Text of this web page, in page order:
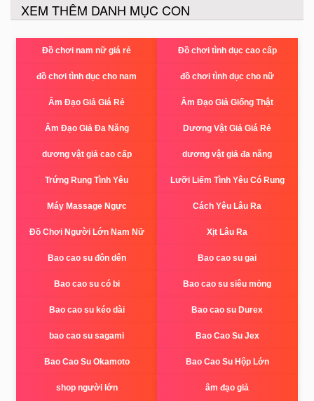
XEM THÊM DANH MỤC CON
Đồ chơi nam nữ giá rẻ Đồ chơi tình dục cao cấp
đồ chơi tình dục cho nam đồ chơi tình dục cho nữ
Âm Đạo Giả Giá Rẻ Âm Đạo Giả Giống Thật
Âm Đạo Giả Đa Năng Dương Vật Giả Giá Rẻ
dương vật giả cao cấp dương vật giả đa năng
Trứng Rung Tình Yêu Lưỡi Liếm Tình Yêu Có Rung
Máy Massage Ngực Cách Yêu Lâu Ra
Đồ Chơi Người Lớn Nam Nữ Xịt Lâu Ra
Bao cao su đôn dên Bao cao su gai
Bao cao su có bi Bao cao su siêu mỏng
Bao cao su kéo dài Bao cao su Durex
bao cao su sagami Bao Cao Su Jex
Bao Cao Su Okamoto Bao Cao Su Hộp Lớn
shop người lớn âm đạo giả